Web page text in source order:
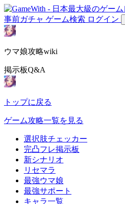
事前ガチャ ゲーム検索 ログイン
ウマ娘攻略wiki
掲示板Q&A
トップに戻る
ゲーム攻略一覧を見る
選択肢チェッカー
完凸フレ掲示板
新シナリオ
リセマラ
最強ウマ娘
最強サポート
キャラ一覧